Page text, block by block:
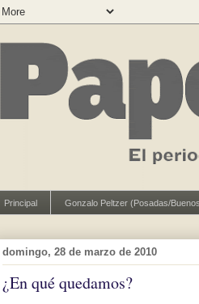
Principal Gonzalo Peltzer (Posadas/
domingo, 28 de marzo de 2010
¿En qué quedamos?